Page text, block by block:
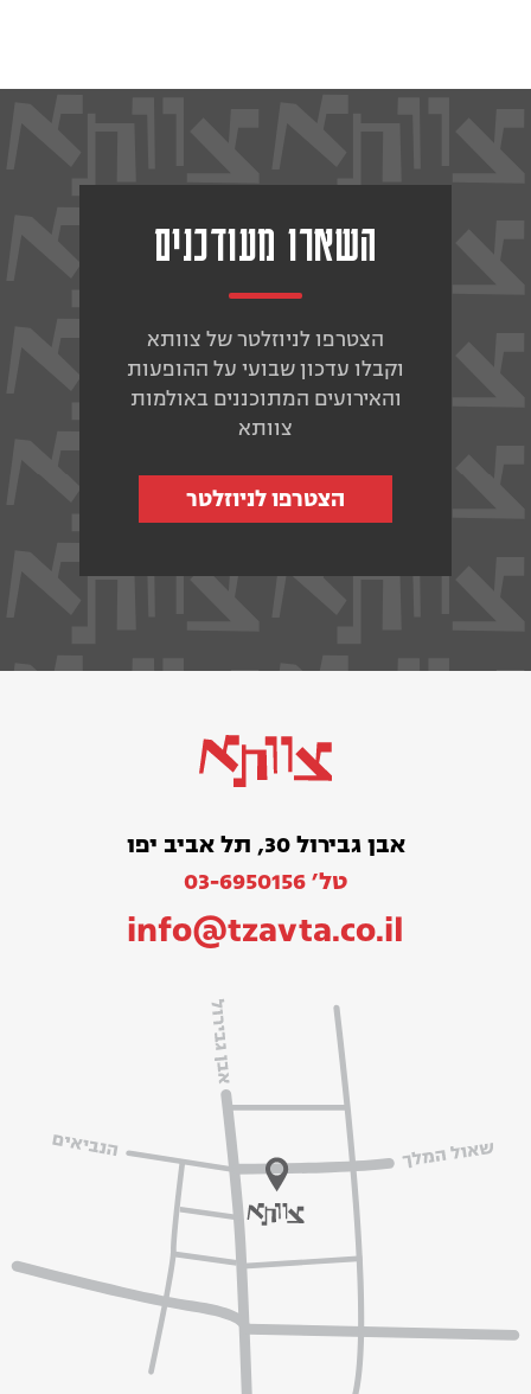
השארו מעודכנים
הצטרפו לניוזלטר של צוותא
וקבלו עדכון שבועי על ההופעות
והאירועים המתוכננים באולמות
צוותא
הצטרפו לניוזלטר
אבן גבירול 30, תל אביב יפו
טל׳ 03-6950156
info@tzavta.co.il